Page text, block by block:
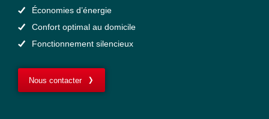
Économies d’énergie
Confort optimal au domicile
Fonctionnement silencieux
Nous contacter